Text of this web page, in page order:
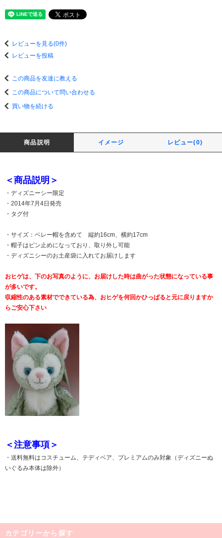
レビューを見る(0件)
レビューを投稿
この商品を友達に教える
この商品について問い合わせる
買い物を続ける
商品説明 イメージ レビュー(0)
＜商品説明＞
・ディズニーシー限定
・2014年7月4日発売
・タグ付
・サイズ：ベレー帽を含めて 縦約16cm、横約17cm
・帽子はピン止めになっており、取り外し可能
・ディズニシーのお土産袋に入れてお届けします
おヒゲは、下のお写真のように、お届けした時は曲がった状態になっている事
が多いです。
収縮性のある素材でできている為、おヒゲを何回かひっぱると元に戻りますか
らご安心下さい
＜注意事項＞
・送料無料はコスチューム、テディベア、プレミアムのみ対象（ディズニーぬ
いぐるみ本体は除外）
カテゴリーから探す